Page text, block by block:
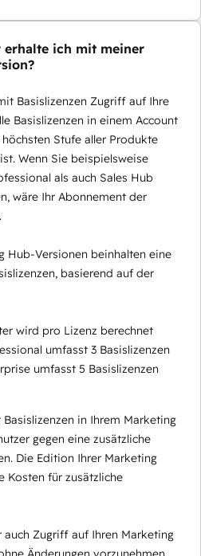
erhalte ich mit meiner
Basislizenzen Zugriff auf Ihre
Basislizenzen in einem Account
Stufe aller Produkte
Wenn Sie beispielsweise
als auch Sales Hub
wäre Ihr Abonnement der
Hub-Versionen beinhalten eine
basierend auf der
wird pro Lizenz berechnet
umfasst 3 Basislizenzen
umfasst 5 Basislizenzen
in Ihrem Marketing
gegen eine zusätzliche
Die Edition Ihrer Marketing
Kosten für zusätzliche
auch Zugriff auf Ihren Marketing